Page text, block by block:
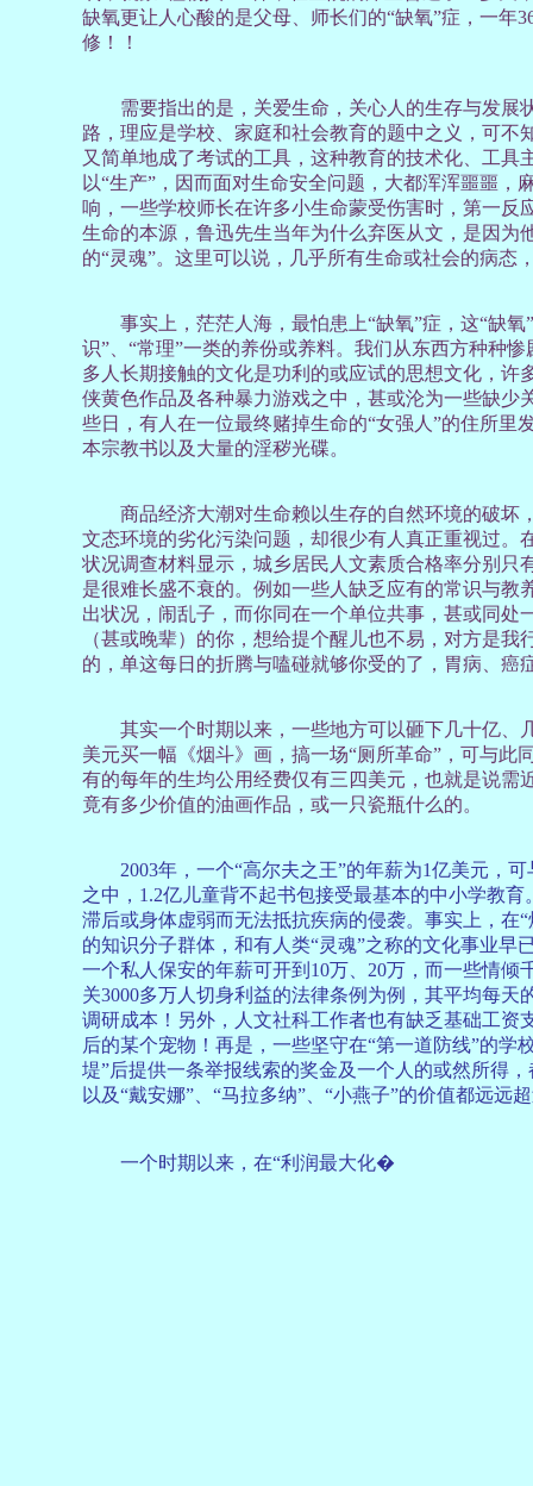
缺氧更让人心酸的是父母、师长们的“缺氧”症，一年
修！！
需要指出的是，关爱生命，关心人的生存与发展
路，理应是学校、家庭和社会教育的题中之义，可
又简单地成了考试的工具，这种教育的技术化、工
以“生产”，因而面对生命安全问题，大都浑浑噩噩
响，一些学校师长在许多小生命蒙受伤害时，第一反
生命的本源，鲁迅先生当年为什么弃医从文，是因
的“灵魂”。这里可以说，几乎所有生命或社会的病态
事实上，茫茫人海，最怕患上“缺氧”症，这“缺氧
识”、“常理”一类的养份或养料。我们从东西方种种
多人长期接触的文化是功利的或应试的思想文化，
侠黄色作品及各种暴力游戏之中，甚或沦为一些缺少
些日，有人在一位最终赌掉生命的“女强人”的住所
本宗教书以及大量的淫秽光碟。
商品经济大潮对生命赖以生存的自然环境的破坏
文态环境的劣化污染问题，却很少有人真正重视过。
状况调查材料显示，城乡居民人文素质合格率分别只
是很难长盛不衰的。例如一些人缺乏应有的常识与
出状况，闹乱子，而你同在一个单位共事，甚或同
（甚或晚辈）的你，想给提个醒儿也不易，对方是
的，单这每日的折腾与嗑碰就够你受的了，胃病、癌
其实一个时期以来，一些地方可以砸下几十亿、
美元买一幅《烟斗》画，搞一场“厕所革命”，可与
有的每年的生均公用经费仅有三四美元，也就是说需
竟有多少价值的油画作品，或一只瓷瓶什么的。
2003年，一个“高尔夫之王”的年薪为1亿美元，
之中，1.2亿儿童背不起书包接受最基本的中小学教
滞后或身体虚弱而无法抵抗疾病的侵袭。事实上，在
的知识分子群体，和有人类“灵魂”之称的文化事业
一个私人保安的年薪可开到10万、20万，而一些情
关3000多万人切身利益的法律条例为例，其平均每
调研成本！另外，人文社科工作者也有缺乏基础工
后的某个宠物！再是，一些坚守在“第一道防线”的
堤”后提供一条举报线索的奖金及一个人的或然所得
以及“戴安娜”、“马拉多纳”、“小燕子”的价值都远
一个时期以来，在“利润最大化�